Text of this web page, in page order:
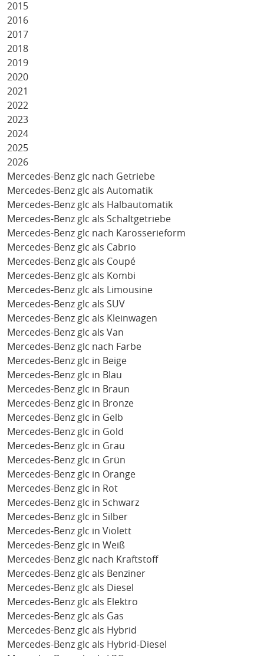
2015
2016
2017
2018
2019
2020
2021
2022
2023
2024
2025
2026
Mercedes-Benz glc nach Getriebe
Mercedes-Benz glc als Automatik
Mercedes-Benz glc als Halbautomatik
Mercedes-Benz glc als Schaltgetriebe
Mercedes-Benz glc nach Karosserieform
Mercedes-Benz glc als Cabrio
Mercedes-Benz glc als Coupé
Mercedes-Benz glc als Kombi
Mercedes-Benz glc als Limousine
Mercedes-Benz glc als SUV
Mercedes-Benz glc als Kleinwagen
Mercedes-Benz glc als Van
Mercedes-Benz glc nach Farbe
Mercedes-Benz glc in Beige
Mercedes-Benz glc in Blau
Mercedes-Benz glc in Braun
Mercedes-Benz glc in Bronze
Mercedes-Benz glc in Gelb
Mercedes-Benz glc in Gold
Mercedes-Benz glc in Grau
Mercedes-Benz glc in Grün
Mercedes-Benz glc in Orange
Mercedes-Benz glc in Rot
Mercedes-Benz glc in Schwarz
Mercedes-Benz glc in Silber
Mercedes-Benz glc in Violett
Mercedes-Benz glc in Weiß
Mercedes-Benz glc nach Kraftstoff
Mercedes-Benz glc als Benziner
Mercedes-Benz glc als Diesel
Mercedes-Benz glc als Elektro
Mercedes-Benz glc als Gas
Mercedes-Benz glc als Hybrid
Mercedes-Benz glc als Hybrid-Diesel